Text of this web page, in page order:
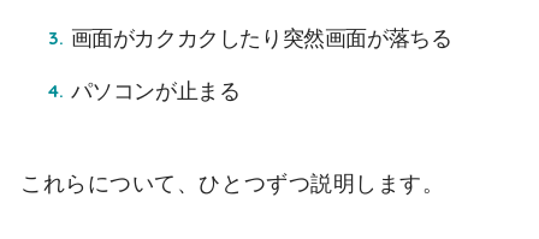
画面がカクカクしたり突然画面が落ちる
パソコンが止まる
これらについて、ひとつずつ説明します。